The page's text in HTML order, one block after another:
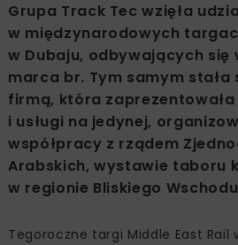
Grupa Track Tec wzięła
w międzynarodowych
w Dubaju, odbywających się
marca br. Tym samym stała
firmą, która
i usługi na jedynej,
współpracy z rządem
Arabskich, wystawie taboru
w regionie Bliskiego
Tegoroczne targi Middle East Rail